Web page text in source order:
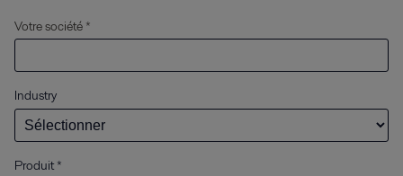
Votre société *
Industry
Produit*